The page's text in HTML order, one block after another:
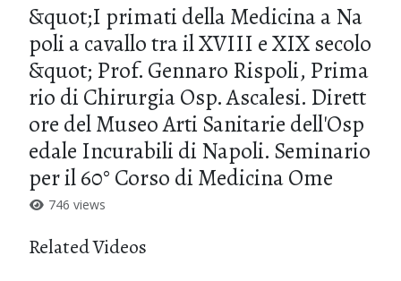
&quot;I primati della Medicina a Na
poli a cavallo tra il XVIII e XIX secolo
&quot; Prof. Gennaro Rispoli, Prima
rio di Chirurgia Osp. Ascalesi. Dirett
ore del Museo Arti Sanitarie dell'Osp
edale Incurabili di Napoli. Seminario
per il 60° Corso di Medicina Ome
746 views
Related Videos